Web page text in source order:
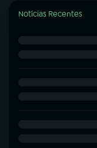
Notícias Recentes